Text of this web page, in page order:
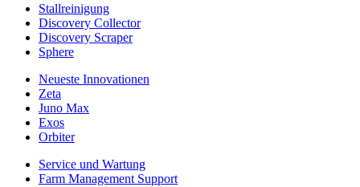
Stallreinigung
Discovery Collector
Discovery Scraper
Sphere
Neueste Innovationen
Zeta
Juno Max
Exos
Orbiter
Service und Wartung
Farm Management Support